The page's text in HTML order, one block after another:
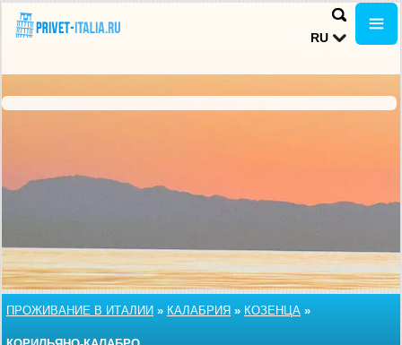
RU
ПРОЖИВАНИЕ В ИТАЛИИ » КАЛАБРИЯ » КОЗЕНЦА »